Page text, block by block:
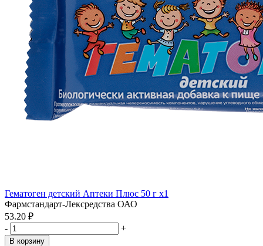
Гематоген детский Аптеки Плюс 50 г x1
Фармстандарт-Лексредства ОАО
53.20 ₽
-
+
В корзину